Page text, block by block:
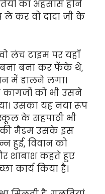
का अहसास होने
कर वो दादा जी के
लंच टाइम पर यहाँ
बना कर फेंके थे,
में डालने लगा।
को भी उसने
उसका यह नया रूप
के सहपाठी भी
मैडम उसके इस
हुई, विवान को
शाबाश कहते हुए
कार्य किया है।